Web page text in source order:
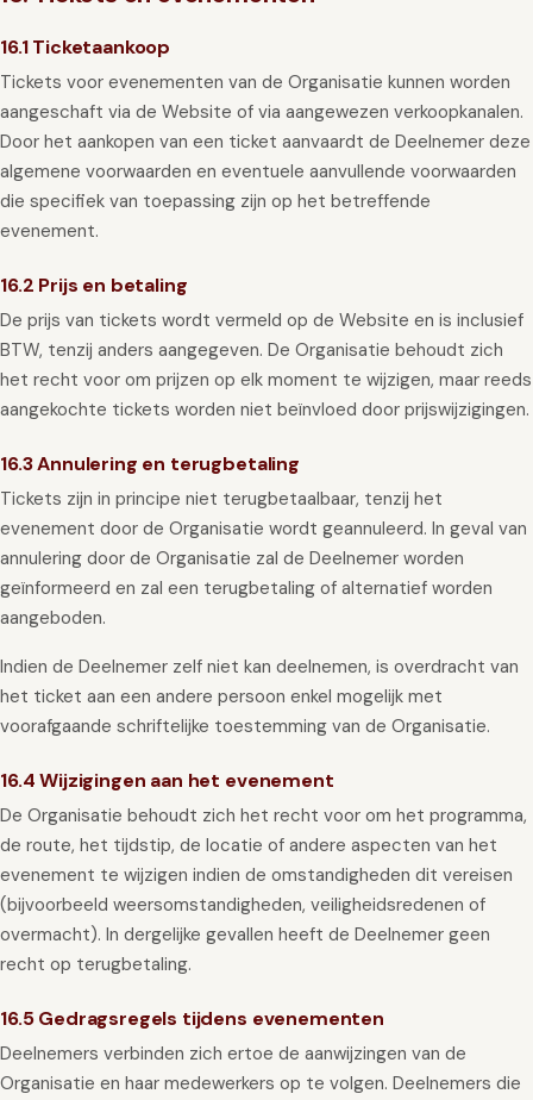
16.1 Ticketaankoop
Tickets voor evenementen van de Organisatie kunnen worden
aangeschaft via de Website of via aangewezen verkoopkanalen.
Door het aankopen van een ticket aanvaardt de Deelnemer deze
algemene voorwaarden en eventuele aanvullende voorwaarden
die specifiek van toepassing zijn op het betreffende
evenement.
16.2 Prijs en betaling
De prijs van tickets wordt vermeld op de Website en is inclusief
BTW, tenzij anders aangegeven. De Organisatie behoudt zich
het recht voor om prijzen op elk moment te wijzigen, maar reeds
aangekochte tickets worden niet beïnvloed door prijswijzigingen.
16.3 Annulering en terugbetaling
Tickets zijn in principe niet terugbetaalbaar, tenzij het
evenement door de Organisatie wordt geannuleerd. In geval van
annulering door de Organisatie zal de Deelnemer worden
geïnformeerd en zal een terugbetaling of alternatief worden
aangeboden.
Indien de Deelnemer zelf niet kan deelnemen, is overdracht van
het ticket aan een andere persoon enkel mogelijk met
voorafgaande schriftelijke toestemming van de Organisatie.
16.4 Wijzigingen aan het evenement
De Organisatie behoudt zich het recht voor om het programma,
de route, het tijdstip, de locatie of andere aspecten van het
evenement te wijzigen indien de omstandigheden dit vereisen
(bijvoorbeeld weersomstandigheden, veiligheidsredenen of
overmacht). In dergelijke gevallen heeft de Deelnemer geen
recht op terugbetaling.
16.5 Gedragsregels tijdens evenementen
Deelnemers verbinden zich ertoe de aanwijzingen van de
Organisatie en haar medewerkers op te volgen. Deelnemers die